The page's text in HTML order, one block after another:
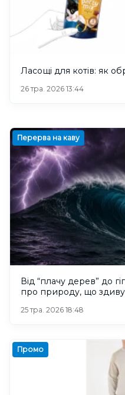
Ласощі для котів: як
26 тра. 2026 13:44
Перерва на каву
Від “плачу дерев” до
про природу, що
25 тра. 2026 18:48
Промо